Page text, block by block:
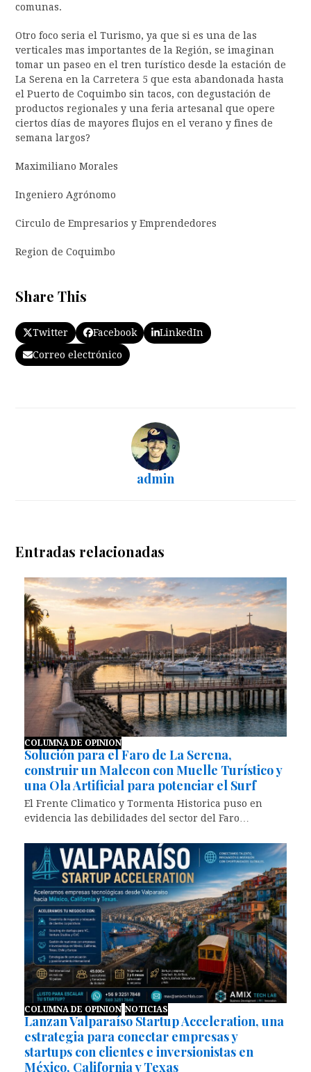
comunas.
Otro foco seria el Turismo, ya que si es una de las
verticales mas importantes de la Región, se imaginan
tomar un paseo en el tren turístico desde la estación de
La Serena en la Carretera 5 que esta abandonada hasta
el Puerto de Coquimbo sin tacos, con degustación de
productos regionales y una feria artesanal que opere
ciertos días de mayores flujos en el verano y fines de
semana largos?
Maximiliano Morales
Ingeniero Agrónomo
Circulo de Empresarios y Emprendedores
Region de Coquimbo
Share This
Twitter Facebook
LinkedIn
Correo electrónico
admin
Entradas relacionadas
COLUMNA DE OPINION
Solución para el Faro de La Serena,
construir un Malecon con Muelle Turístico y
una Ola Artificial para potenciar el Surf
El Frente Climatico y Tormenta Historica puso en
evidencia las debilidades del sector del Faro…
COLUMNA DE OPINION NOTICIAS
Lanzan Valparaíso Startup Acceleration, una
estrategia para conectar empresas y
startups con clientes e inversionistas en
México, California y Texas